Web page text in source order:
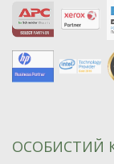
ОСОБИСТИЙ